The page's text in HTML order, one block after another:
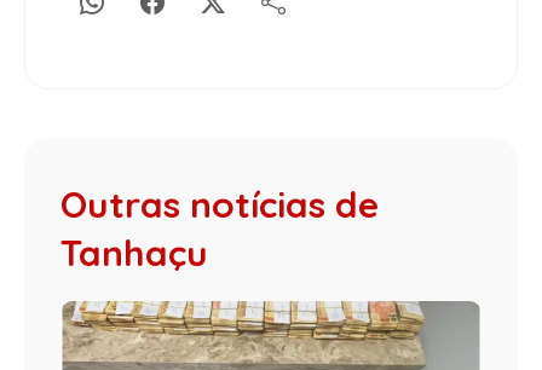
Outras notícias de
Tanhaçu